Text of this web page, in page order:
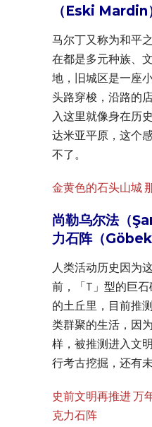
（Eski Mardin
马尔丁又称为和平
在都是多元种族、
地，旧城区是一座
头路穿梭，沿路的
入这里就像身在历
达米亚平原，这个
不了。
金黄色的石头山城
尚勒乌尔法（
力石阵（
人类活动历史因为
前，「T」型的巨
的土丘里，目前推
类群聚的生活，因
样，被推测进入文
行考古挖掘，还有未
史前文明再推进 万
克力石阵